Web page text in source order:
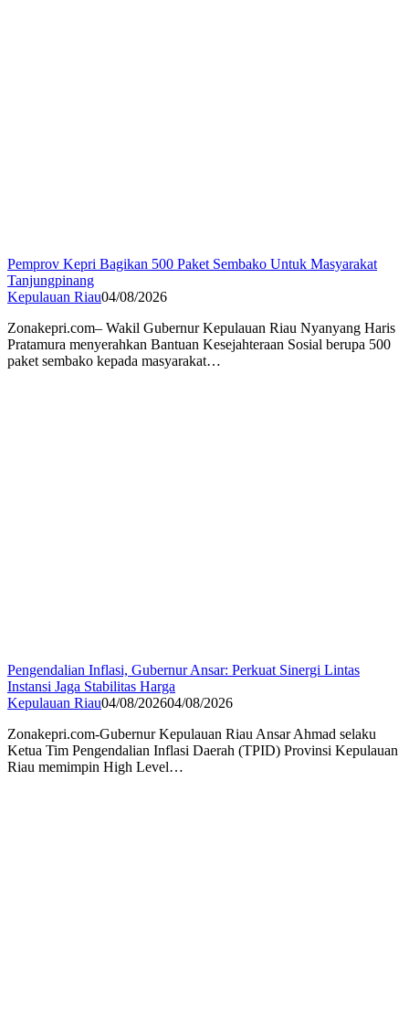
Pemprov Kepri Bagikan 500 Paket Sembako Untuk Masyarakat
Tanjungpinang
Kepulauan Riau04/08/2026
Zonakepri.com– Wakil Gubernur Kepulauan Riau Nyanyang Haris
Pratamura menyerahkan Bantuan Kesejahteraan Sosial berupa 500
paket sembako kepada masyarakat…
Pengendalian Inflasi, Gubernur Ansar: Perkuat Sinergi Lintas
Instansi Jaga Stabilitas Harga
Kepulauan Riau04/08/202604/08/2026
Zonakepri.com-Gubernur Kepulauan Riau Ansar Ahmad selaku
Ketua Tim Pengendalian Inflasi Daerah (TPID) Provinsi Kepulauan
Riau memimpin High Level…